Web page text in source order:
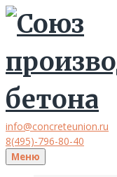
info@concreteunion.ru
8(495)-796-80-40
Меню